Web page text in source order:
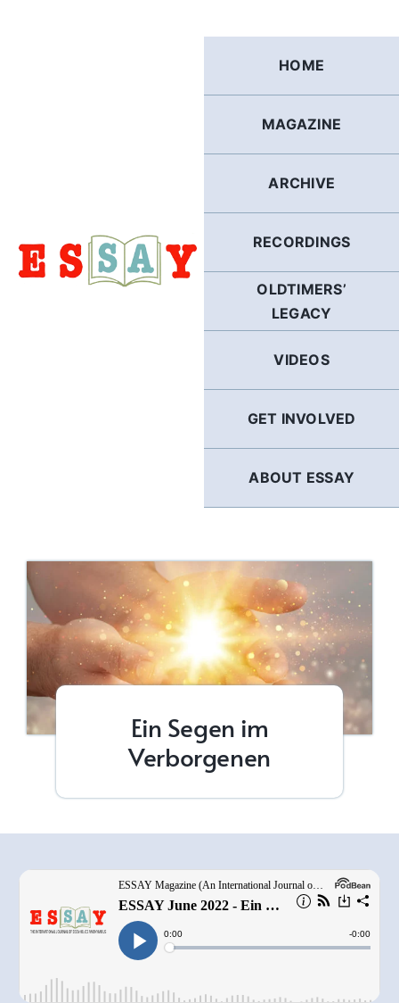
HOME
MAGAZINE
ARCHIVE
RECORDINGS
OLDTIMERS’
LEGACY
VIDEOS
GET INVOLVED
ABOUT ESSAY
Ein Segen im
Verborgenen